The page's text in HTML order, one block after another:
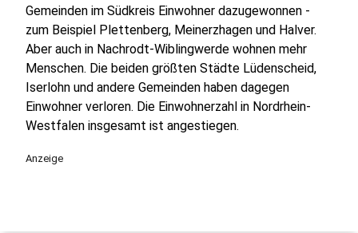
Gemeinden im Südkreis Einwohner dazugewonnen -
zum Beispiel Plettenberg, Meinerzhagen und Halver.
Aber auch in Nachrodt-Wiblingwerde wohnen mehr
Menschen. Die beiden größten Städte Lüdenscheid,
Iserlohn und andere Gemeinden haben dagegen
Einwohner verloren. Die Einwohnerzahl in Nordrhein-
Westfalen insgesamt ist angestiegen.
Anzeige